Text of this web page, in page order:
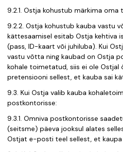
9.2.1. Ostja kohustub märkima oma
9.2.2. Ostja kohustub kauba vastu
kättesaamisel esitab Ostja kehtiva
(pass, ID-kaart või juhiluba). Kui
vastu võtta ning kaubad on Ostja
kohale toimetatud, siis ei ole Ostjal
pretensiooni sellest, et kauba sai
9.3. Kui Ostja valib kauba
postkontorisse:
9.3.1. Omniva postkontorisse
(seitsme) päeva jooksul alates
Ostjat e-posti teel sellest, et